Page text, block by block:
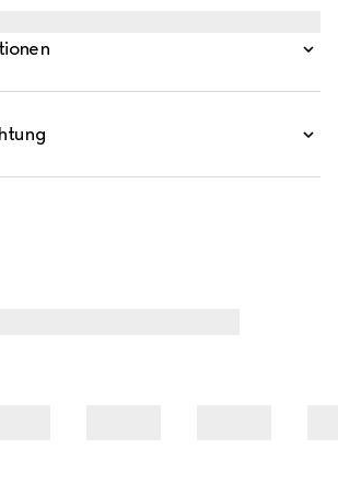
eine Wendeseite aus GG Canvas.